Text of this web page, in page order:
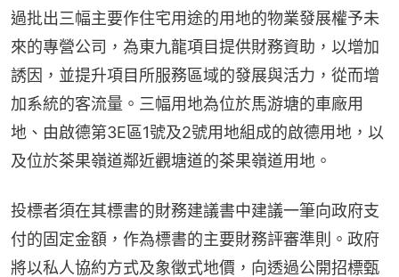
過批出三幅主要作住宅用途的用地的物業發展權予未
來的專營公司，為東九龍項目提供財務資助，以增加
誘因，並提升項目所服務區域的發展與活力，從而增
加系統的客流量。三幅用地為位於馬游塘的車廠用
地、由啟德第3E區1號及2號用地組成的啟德用地，以
及位於茶果嶺道鄰近觀塘道的茶果嶺道用地。
投標者須在其標書的財務建議書中建議一筆向政府支
付的固定金額，作為標書的主要財務評審準則。政府
將以私人協約方式及象徵式地價，向透過公開招標甄